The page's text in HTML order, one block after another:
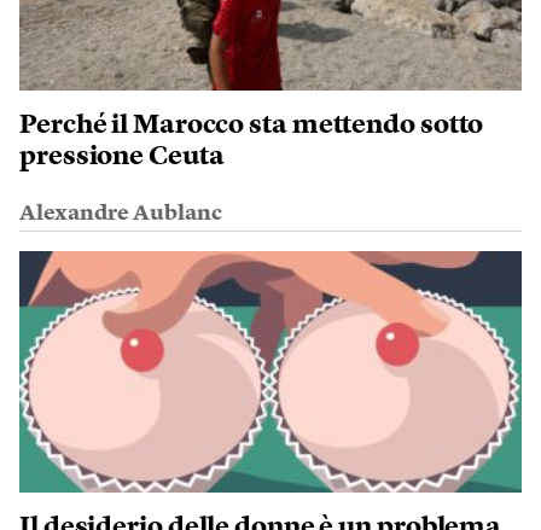
Perché il Marocco sta mettendo sotto
pressione Ceuta
Alexandre Aublanc